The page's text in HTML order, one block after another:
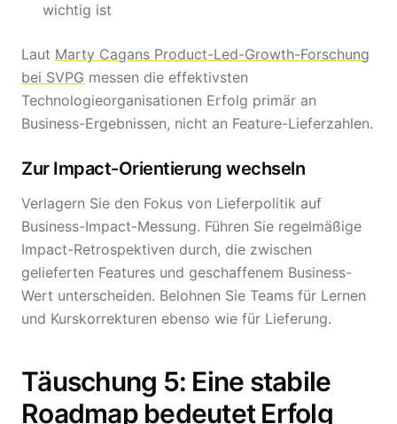
wichtig ist
Laut Marty Cagans Product-Led-Growth-Forschung
bei SVPG messen die effektivsten
Technologieorganisationen Erfolg primär an
Business-Ergebnissen, nicht an Feature-Lieferzahlen.
Zur Impact-Orientierung wechseln
Verlagern Sie den Fokus von Lieferpolitik auf
Business-Impact-Messung. Führen Sie regelmäßige
Impact-Retrospektiven durch, die zwischen
gelieferten Features und geschaffenem Business-
Wert unterscheiden. Belohnen Sie Teams für Lernen
und Kurskorrekturen ebenso wie für Lieferung.
Täuschung 5: Eine stabile
Roadmap bedeutet Erfolg